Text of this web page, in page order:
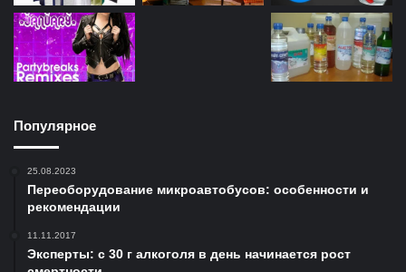
Популярное
25.08.2023
Переоборудование микроавтобусов: особенности и
рекомендации
11.11.2017
Эксперты: с 30 г алкоголя в день начинается рост